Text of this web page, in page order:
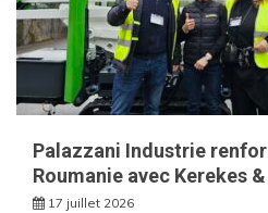
Palazzani Industrie
Roumanie avec Kerekes
17 juillet 2026